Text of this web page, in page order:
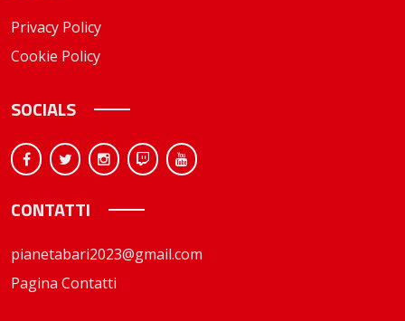
Privacy Policy
Cookie Policy
SOCIALS
CONTATTI
pianetabari2023@gmail.com
Pagina Contatti